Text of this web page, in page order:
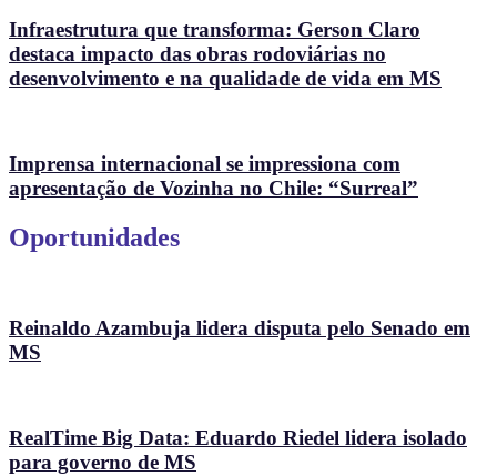
Infraestrutura que transforma: Gerson Claro
destaca impacto das obras rodoviárias no
desenvolvimento e na qualidade de vida em MS
Imprensa internacional se impressiona com
apresentação de Vozinha no Chile: “Surreal”
Oportunidades
Reinaldo Azambuja lidera disputa pelo Senado em
MS
RealTime Big Data: Eduardo Riedel lidera isolado
para governo de MS